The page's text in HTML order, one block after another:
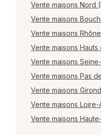
Vente maisons Nord
Vente maisons
Vente maisons
Vente maisons
Vente maisons
Vente maisons Pas
Vente maisons
Vente maisons
Vente maisons